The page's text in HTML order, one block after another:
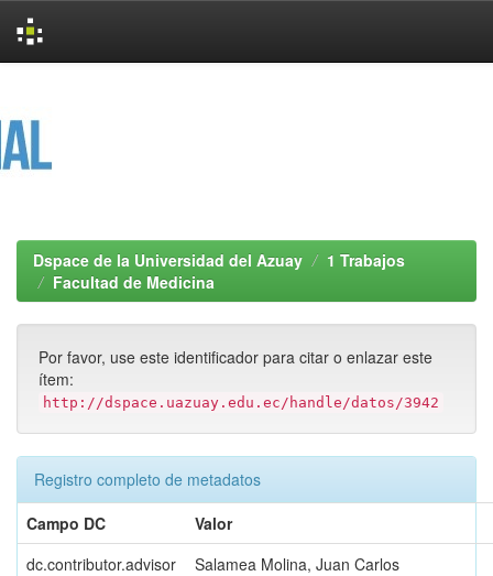
Dspace de la Universidad del Azuay
1 Trabajos
Facultad de Medicina
Por favor, use este identificador para citar o enlazar este
ítem:
http://dspace.uazuay.edu.ec/handle/datos/3942
Registro completo de metadatos
Campo DC
Valor
dc.contributor.advisor
Salamea Molina, Juan Carlos